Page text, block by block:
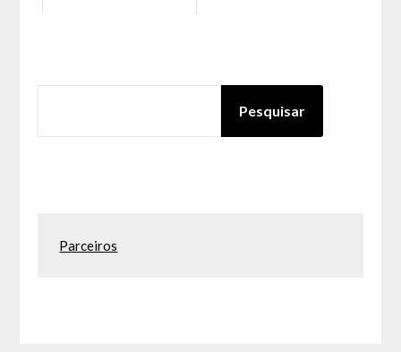
Pesquisar
Parceiros